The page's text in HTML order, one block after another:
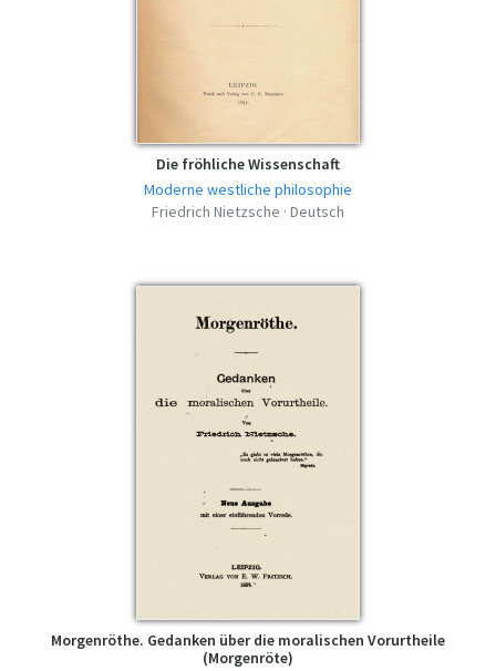
Die fröhliche Wissenschaft
Moderne westliche philosophie
Friedrich Nietzsche · Deutsch
Morgenröthe. Gedanken über die moralischen Vorurtheile
(Morgenröte)